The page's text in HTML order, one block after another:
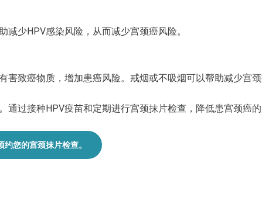
少HPV感染风险，从而减少宫颈癌风险。
害致癌物质，增加患癌风险。戒烟或不吸烟可以帮助减少宫颈
通过接种HPV疫苗和定期进行宫颈抹片检查，降低患宫颈癌的
约您的宫颈抹片检查。